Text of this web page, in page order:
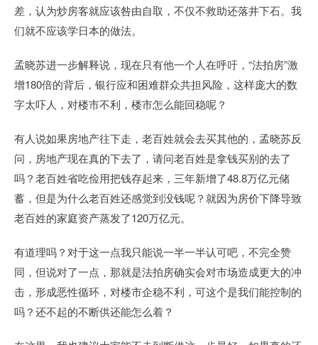
差，认为炒房客就应该咎由自取，不仅不救助还落井下石。我
们就不应该学日本的做法。
孟晓苏进一步解释说，现在只有他一个人在呼吁，“法拍房”激
增180倍的背后，银行应和困难群众共担风险，这样庞大的数
字太吓人，对楼市不利，楼市怎么能回稳呢？
有人说如果房地产往下走，老百姓就会去买其他的，孟晓苏反
问，房地产现在真的下去了，请问老百姓是拿钱买别的去了
吗？老百姓省吃俭用把钱存起来，三年新增了48.8万亿元储
蓄，但是为什么老百姓还感觉到没钱呢？就因为房价下降导致
老百姓的家庭资产蒸发了120万亿元。
有道理吗？对于这一点我只能说一半一半认可吧，不完全赞
同，但说对了一点，那就是法拍房确实会对市场造成更大的冲
击，形成恶性循环，对楼市企稳不利，可这个是我们能控制的
吗？还不起的不断供还能怎么着？